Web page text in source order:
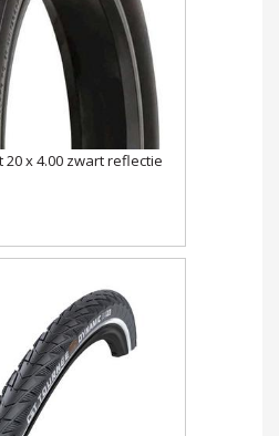
20 x 4.00 zwart reflectie